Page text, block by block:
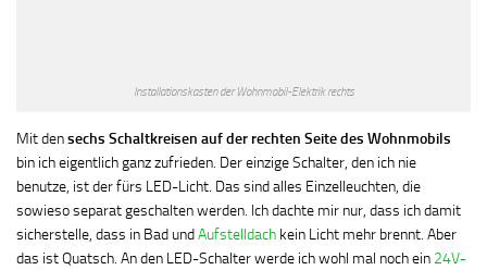
Installationskasten der Wohnmobil-Elektrik rechts
Mit densechs Schaltkreisen auf der rechten Seite des Wohnmobils
bin ich eigentlich ganz zufrieden. Der einzige Schalter, den ich nie
benutze, ist der fürs LED-Licht. Das sind alles Einzelleuchten, die
sowieso separat geschalten werden. Ich dachte mir nur, dass ich damit
sicherstelle, dass in Bad undAufstelldach kein Licht mehr brennt. Aber
das ist Quatsch. An den LED-Schalter werde ich wohl mal noch ein 24V-